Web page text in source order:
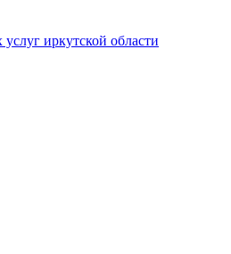
иркутской области